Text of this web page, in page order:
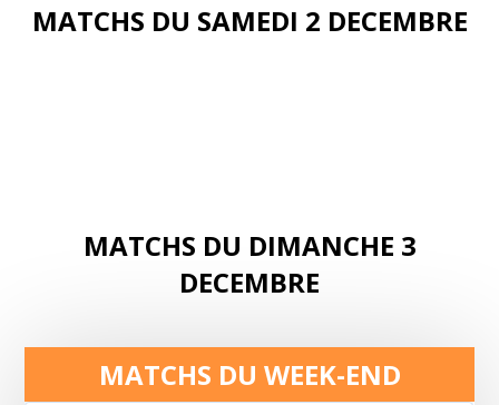
MATCHS DU SAMEDI 2 DECEMBRE
MATCHS DU DIMANCHE 3
DECEMBRE
MATCHS DU WEEK-END